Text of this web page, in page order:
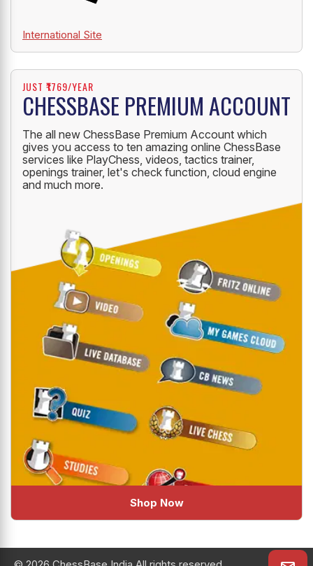
International Site
JUST ₹1769/YEAR
CHESSBASE PREMIUM ACCOUNT
The all new ChessBase Premium Account which
gives you access to ten amazing online ChessBase
services like PlayChess, videos, tactics trainer,
openings trainer, let's check function, cloud engine
and much more.
Shop Now